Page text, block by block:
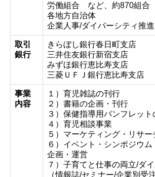
労働組合 など、約870組合
各地方自治体
企業人事/ダイバーシティ推進
取引
銀行
きらぼし銀行春日町支店
三井住友銀行新宿支店
みずほ銀行恵比寿支店
三菱ＵＦＪ銀行恵比寿支店
事業
内容
１）育児雑誌の刊行
２）書籍の企画・刊行
３）保健指導用パンフレッ
４）育児相談事業
５）マーケティング・リサー
６）イベント・シンポジウ
企画・運営
７）子育てと仕事の両立/ダ
（情報誌/セミナー/企業別受注